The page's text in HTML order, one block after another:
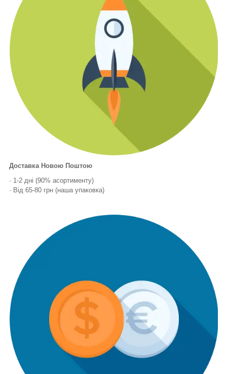
Доставка Новою Поштою
· 1-2 дні (90% асортименту)
· Від 65-80 грн (наша упаковка)